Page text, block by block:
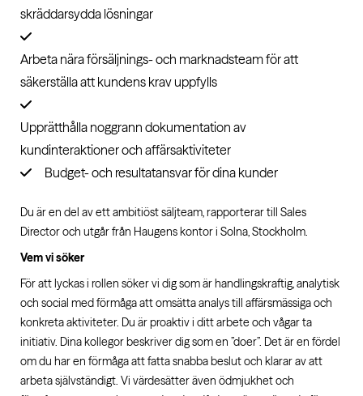
skräddarsydda lösningar
Arbeta nära försäljnings- och marknadsteam för att
säkerställa att kundens krav uppfylls
Upprätthålla noggrann dokumentation av
kundinteraktioner och affärsaktiviteter
Budget- och resultatansvar för dina kunder
Du är en del av ett ambitiöst säljteam, rapporterar till Sales
Director och utgår från Haugens kontor i Solna, Stockholm.
Vem vi söker
För att lyckas i rollen söker vi dig som är handlingskraftig, analytisk
och social med förmåga att omsätta analys till affärsmässiga och
konkreta aktiviteter. Du är proaktiv i ditt arbete och vågar ta
initiativ. Dina kollegor beskriver dig som en ”doer”. Det är en fördel
om du har en förmåga att fatta snabba beslut och klarar av att
arbeta självständigt. Vi värdesätter även ödmjukhet och